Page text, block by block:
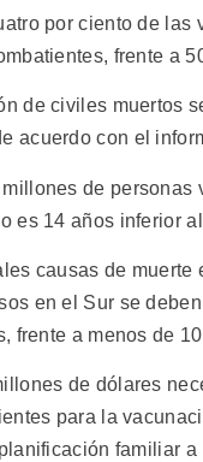
por ciento de las
frente a
de civiles muertos
acuerdo con el
de personas
es 14 años inferior
causas de
en el Sur se
frente a menos de
de dólares
para la
familiar a